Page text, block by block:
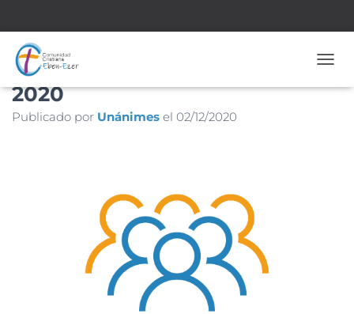
Nº 1.904 – 27 de Diciembre de
2020
Publicado por Unánimes el 02/12/2020